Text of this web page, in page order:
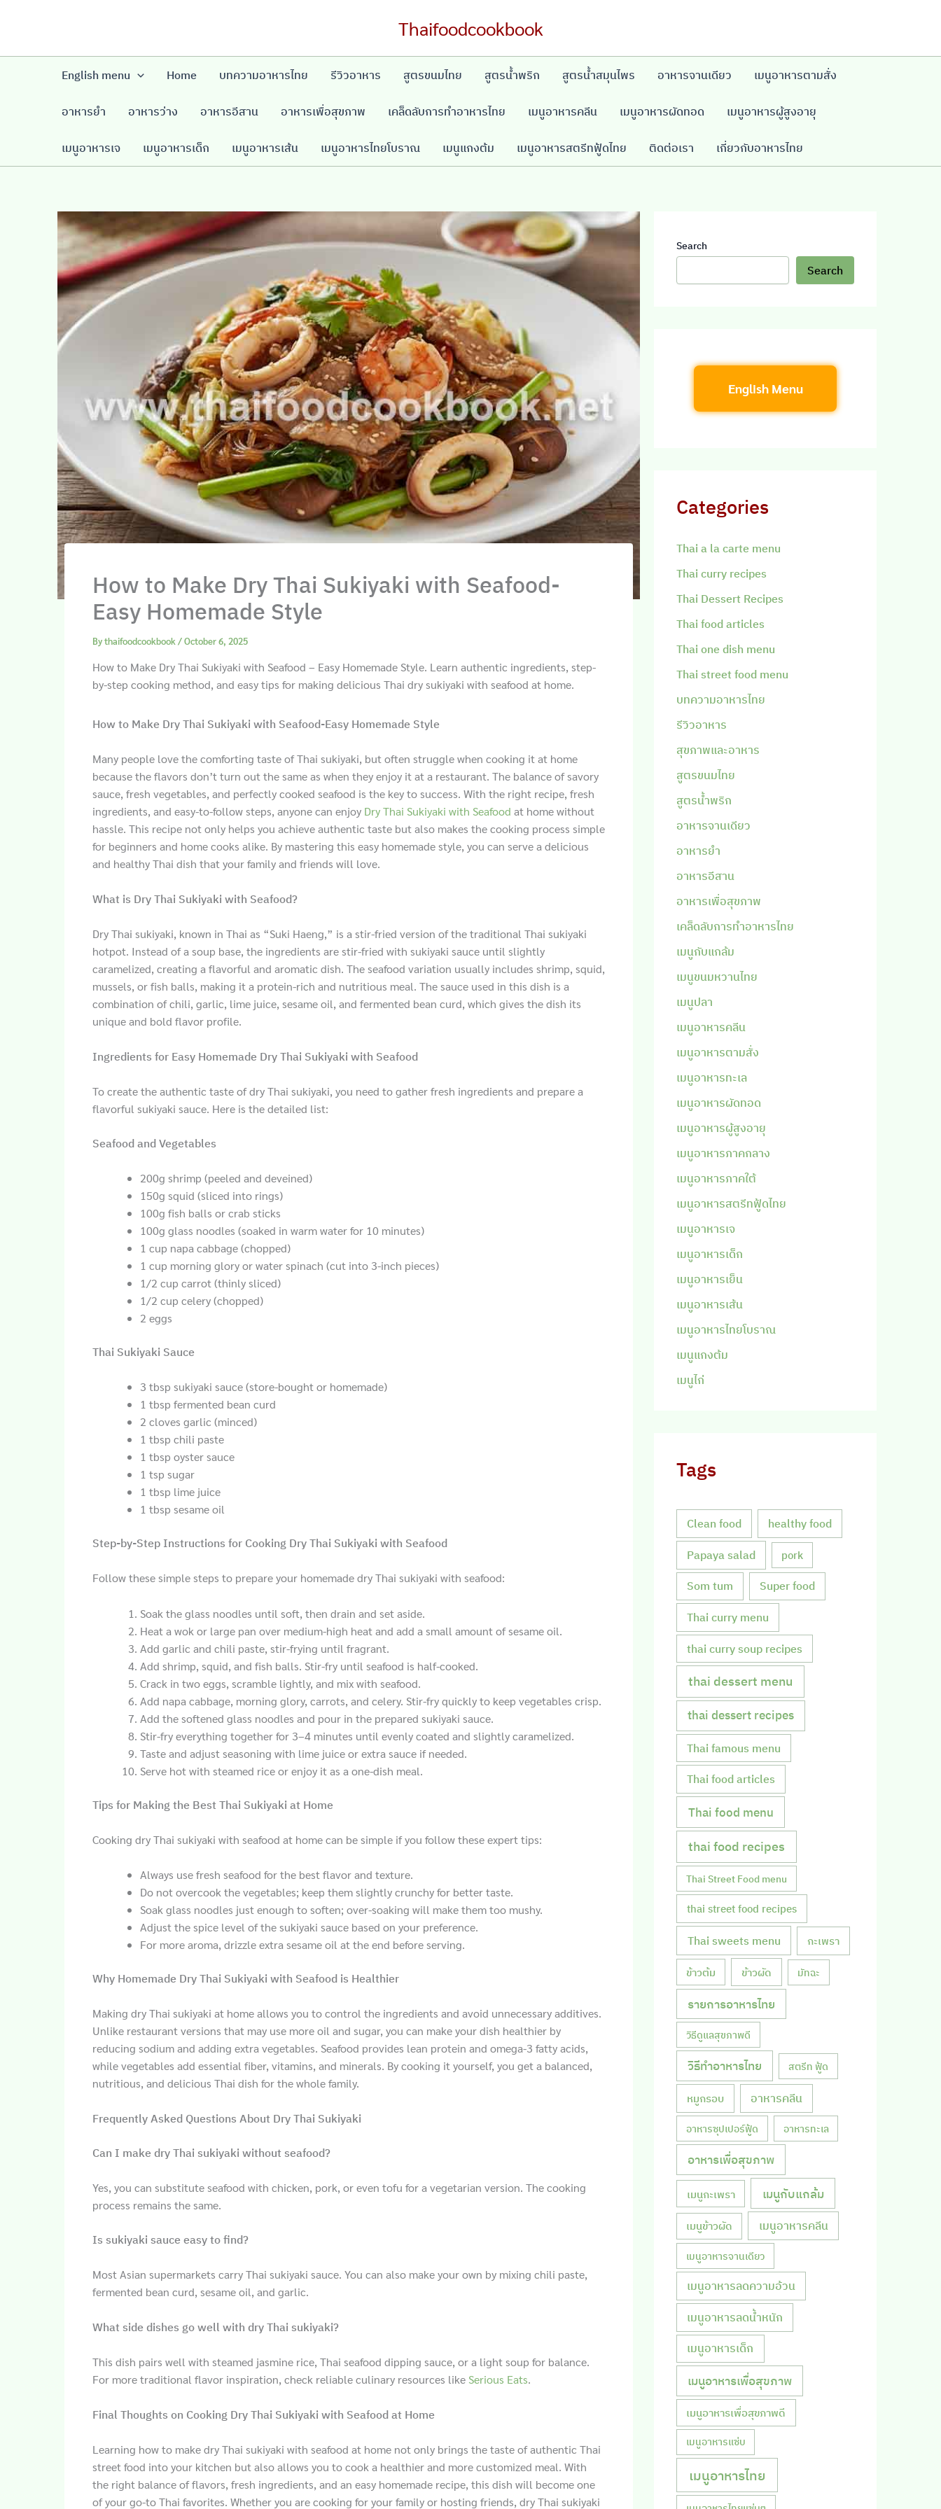
Thaifoodcookbook
English menu Home บทความอาหารไทย รีวิวอาหาร สูตรขนมไทย สูตรน้ำพริก สูตรน้ำสมุนไพร อาหารจานเดียว เมนูอาหารตามสั่ง
อาหารยำ อาหารว่าง อาหารอีสาน อาหารเพื่อสุขภาพ เคล็ดลับการทำอาหารไทย เมนูอาหารคลีน เมนูอาหารผัดทอด เมนูอาหารผู้สูงอายุ
เมนูอาหารเจ เมนูอาหารเด็ก เมนูอาหารเส้น เมนูอาหารไทยโบราณ เมนูแกงต้ม เมนูอาหารสตรีทฟู้ดไทย ติดต่อเรา เกี่ยวกับอาหารไทย
How to Make Dry Thai Sukiyaki with Seafood-
Easy Homemade Style
Bythaifoodcookbook /October 6, 2025
How to Make Dry Thai Sukiyaki with Seafood – Easy Homemade Style. Learn authentic ingredients, step-
by-step cooking method, and easy tips for making delicious Thai dry sukiyaki with seafood at home.
How to Make Dry Thai Sukiyaki with Seafood-Easy Homemade Style
Many people love the comforting taste of Thai sukiyaki, but often struggle when cooking it at home
because the flavors don’t turn out the same as when they enjoy it at a restaurant. The balance of savory
sauce, fresh vegetables, and perfectly cooked seafood is the key to success. With the right recipe, fresh
ingredients, and easy-to-follow steps, anyone can enjoy Dry Thai Sukiyaki with Seafood at home without
hassle. This recipe not only helps you achieve authentic taste but also makes the cooking process simple
for beginners and home cooks alike. By mastering this easy homemade style, you can serve a delicious
and healthy Thai dish that your family and friends will love.
What is Dry Thai Sukiyaki with Seafood?
Dry Thai sukiyaki, known in Thai as “Suki Haeng,” is a stir-fried version of the traditional Thai sukiyaki
hotpot. Instead of a soup base, the ingredients are stir-fried with sukiyaki sauce until slightly
caramelized, creating a flavorful and aromatic dish. The seafood variation usually includes shrimp, squid,
mussels, or fish balls, making it a protein-rich and nutritious meal. The sauce used in this dish is a
combination of chili, garlic, lime juice, sesame oil, and fermented bean curd, which gives the dish its
unique and bold flavor profile.
Ingredients for Easy Homemade Dry Thai Sukiyaki with Seafood
To create the authentic taste of dry Thai sukiyaki, you need to gather fresh ingredients and prepare a
flavorful sukiyaki sauce. Here is the detailed list:
Seafood and Vegetables
200g shrimp (peeled and deveined)
150g squid (sliced into rings)
100g fish balls or crab sticks
100g glass noodles (soaked in warm water for 10 minutes)
1 cup napa cabbage (chopped)
1 cup morning glory or water spinach (cut into 3-inch pieces)
1/2 cup carrot (thinly sliced)
1/2 cup celery (chopped)
2 eggs
Thai Sukiyaki Sauce
3 tbsp sukiyaki sauce (store-bought or homemade)
1 tbsp fermented bean curd
2 cloves garlic (minced)
1 tbsp chili paste
1 tbsp oyster sauce
1 tsp sugar
1 tbsp lime juice
1 tbsp sesame oil
Step-by-Step Instructions for Cooking Dry Thai Sukiyaki with Seafood
Follow these simple steps to prepare your homemade dry Thai sukiyaki with seafood:
Soak the glass noodles until soft, then drain and set aside.
Heat a wok or large pan over medium-high heat and add a small amount of sesame oil.
Add garlic and chili paste, stir-frying until fragrant.
Add shrimp, squid, and fish balls. Stir-fry until seafood is half-cooked.
Crack in two eggs, scramble lightly, and mix with seafood.
Add napa cabbage, morning glory, carrots, and celery. Stir-fry quickly to keep vegetables crisp.
Add the softened glass noodles and pour in the prepared sukiyaki sauce.
Stir-fry everything together for 3–4 minutes until evenly coated and slightly caramelized.
Taste and adjust seasoning with lime juice or extra sauce if needed.
Serve hot with steamed rice or enjoy it as a one-dish meal.
Tips for Making the Best Thai Sukiyaki at Home
Cooking dry Thai sukiyaki with seafood at home can be simple if you follow these expert tips:
Always use fresh seafood for the best flavor and texture.
Do not overcook the vegetables; keep them slightly crunchy for better taste.
Soak glass noodles just enough to soften; over-soaking will make them too mushy.
Adjust the spice level of the sukiyaki sauce based on your preference.
For more aroma, drizzle extra sesame oil at the end before serving.
Why Homemade Dry Thai Sukiyaki with Seafood is Healthier
Making dry Thai sukiyaki at home allows you to control the ingredients and avoid unnecessary additives.
Unlike restaurant versions that may use more oil and sugar, you can make your dish healthier by
reducing sodium and adding extra vegetables. Seafood provides lean protein and omega-3 fatty acids,
while vegetables add essential fiber, vitamins, and minerals. By cooking it yourself, you get a balanced,
nutritious, and delicious Thai dish for the whole family.
Frequently Asked Questions About Dry Thai Sukiyaki
Can I make dry Thai sukiyaki without seafood?
Yes, you can substitute seafood with chicken, pork, or even tofu for a vegetarian version. The cooking
process remains the same.
Is sukiyaki sauce easy to find?
Most Asian supermarkets carry Thai sukiyaki sauce. You can also make your own by mixing chili paste,
fermented bean curd, sesame oil, and garlic.
What side dishes go well with dry Thai sukiyaki?
This dish pairs well with steamed jasmine rice, Thai seafood dipping sauce, or a light soup for balance.
For more traditional flavor inspiration, check reliable culinary resources like Serious Eats.
Final Thoughts on Cooking Dry Thai Sukiyaki with Seafood at Home
Learning how to make dry Thai sukiyaki with seafood at home not only brings the taste of authentic Thai
street food into your kitchen but also allows you to cook a healthier and more customized meal. With
the right balance of flavors, fresh ingredients, and an easy homemade recipe, this dish will become one
of your go-to Thai favorites. Whether you are cooking for your family or hosting friends, dry Thai sukiyaki
Search
Search
English Menu
Categories
Thai a la carte menu
Thai curry recipes
Thai Dessert Recipes
Thai food articles
Thai one dish menu
Thai street food menu
บทความอาหารไทย
รีวิวอาหาร
สุขภาพและอาหาร
สูตรขนมไทย
สูตรน้ำพริก
อาหารจานเดียว
อาหารยำ
อาหารอีสาน
อาหารเพื่อสุขภาพ
เคล็ดลับการทำอาหารไทย
เมนูกับแกล้ม
เมนูขนมหวานไทย
เมนูปลา
เมนูอาหารคลีน
เมนูอาหารตามสั่ง
เมนูอาหารทะเล
เมนูอาหารผัดทอด
เมนูอาหารผู้สูงอายุ
เมนูอาหารภาคกลาง
เมนูอาหารภาคใต้
เมนูอาหารสตรีทฟู้ดไทย
เมนูอาหารเจ
เมนูอาหารเด็ก
เมนูอาหารเย็น
เมนูอาหารเส้น
เมนูอาหารไทยโบราณ
เมนูแกงต้ม
เมนูไก่
Tags
Clean food healthy food
Papaya salad pork
Som tum Super food
Thai curry menu
thai curry soup recipes
thai dessert menu
thai dessert recipes
Thai famous menu
Thai food articles
Thai food menu
thai food recipes
Thai Street Food menu
thai street food recipes
Thai sweets menu กะเพรา
ข้าวต้ม ข้าวผัด มัทฉะ
รายการอาหารไทย
วิธีดูแลสุขภาพดี
วิธีทำอาหารไทย สตรีท ฟู้ด
หมูกรอบ อาหารคลีน
อาหารซุปเปอร์ฟู้ด อาหารทะเล
อาหารเพื่อสุขภาพ
เมนูกะเพรา เมนูกับแกล้ม
เมนูข้าวผัด เมนูอาหารคลีน
เมนูอาหารจานเดียว
เมนูอาหารลดความอ้วน
เมนูอาหารลดน้ำหนัก
เมนูอาหารเด็ก
เมนูอาหารเพื่อสุขภาพ
เมนูอาหารเพื่อสุขภาพดี
เมนูอาหารแซ่บ
เมนูอาหารไทย